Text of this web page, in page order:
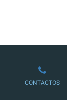
LOJA
CONTACTOS